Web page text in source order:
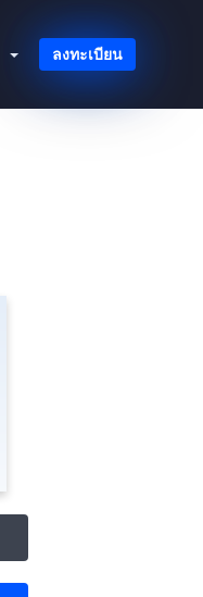
ลงทะเบียน